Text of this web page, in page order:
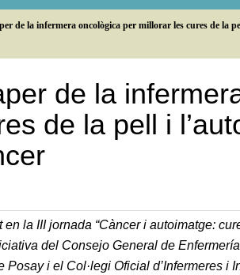
de la infermera oncològica per millorar les cures de la
de la
de la pell i
la III jornada “Càncer i autoimatge:
del Consejo General de
i el Col·legi Oficial d’Infermeres i